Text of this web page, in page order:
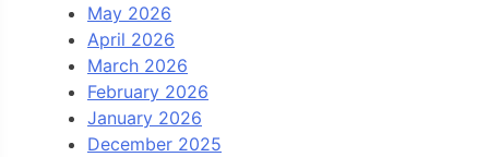
May 2026
April 2026
March 2026
February 2026
January 2026
December 2025